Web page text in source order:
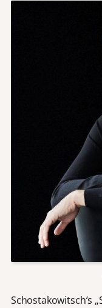
Schostakowitsch’s